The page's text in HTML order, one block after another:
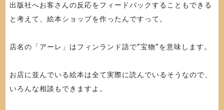
出版社へお客さんの反応をフィードバックすることもできる
と考えて、絵本ショップを作ったんですって。
店名の「アーレ」はフィンランド語で”宝物”を意味します。
お店に並んでいる絵本は全て実際に読んでいるそうなので、
いろんな相談もできますよ。